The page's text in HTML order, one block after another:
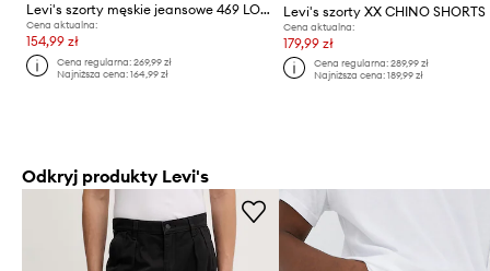
Levi's szorty męskie jeansowe 469 LOOSE
Cena aktualna:
154,99 zł
Cena regularna:269,99 zł
Najniższa cena:164,99 zł
Levi's szorty XX CHINO SHORTS
Cena aktualna:
179,99 zł
Cena regularna: 289,99 zł
Najniższa cena: 189,99 zł
Odkryj produkty Levi's